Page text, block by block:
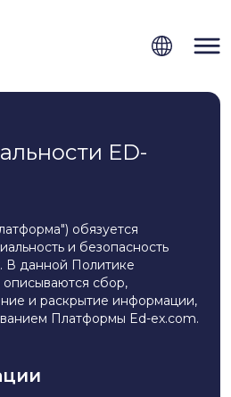
ED-
обязуется
и безопасность
В данной Политике
сбор,
и раскрытие информации,
Платформы Ed-ex.com.